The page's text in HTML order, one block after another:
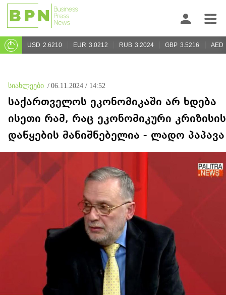
USD 2.6210 EUR 3.0212 RUB 3.2024 GBP 3.5216 AED
სიახლეები / 06.11.2024 / 14:52
საქართველოს ეკონომიკაში არ ხდება
ისეთი რამ, რაც ეკონომიკური კრიზისის
დაწყების მანიშნებელია - ლადო პაპავა